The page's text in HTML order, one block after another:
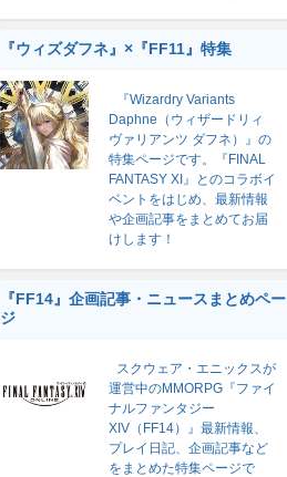
『ウィズダフネ』×『FF11』特集
『Wizardry Variants
Daphne（ウィザードリィ
ヴァリアンツ ダフネ）』の
特集ページです。『FINAL
FANTASY XI』とのコラボイ
ベントをはじめ、最新情報
や企画記事をまとめてお届
けします！
『FF14』企画記事・ニュースまとめペー
ジ
スクウェア・エニックスが
運営中のMMORPG『ファイ
ナルファンタジー
XIV（FF14）』最新情報、
プレイ日記、企画記事など
をまとめた特集ページで